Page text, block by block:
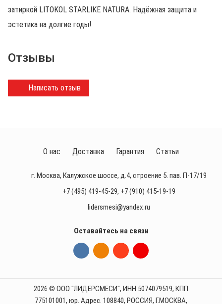
затиркой LITOKOL STARLIKE NATURA. Надёжная защита и
эстетика на долгие годы!
Отзывы
Написать отзыв
г. Москва, Калужское шоссе, д.4, строение 5. пав. П-17/19
+7 (495) 419-45-29, +7 (910) 415-19-19
lidersmesi@yandex.ru
О нас Доставка Гарантия Статьи
Оставайтесь на связи
2026 © ООО "ЛИДЕРСМЕСИ", ИНН 5074079519, КПП
775101001, юр. Адрес. 108840, РОССИЯ, Г.МОСКВА,